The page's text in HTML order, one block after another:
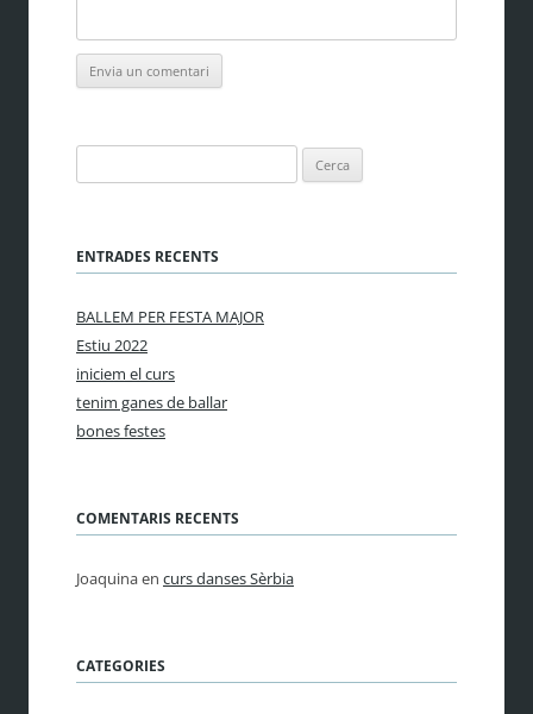
ENTRADES RECENTS
BALLEM PER FESTA MAJOR
Estiu 2022
iniciem el curs
tenim ganes de ballar
bones festes
COMENTARIS RECENTS
Joaquinaen curs danses Sèrbia
CATEGORIES